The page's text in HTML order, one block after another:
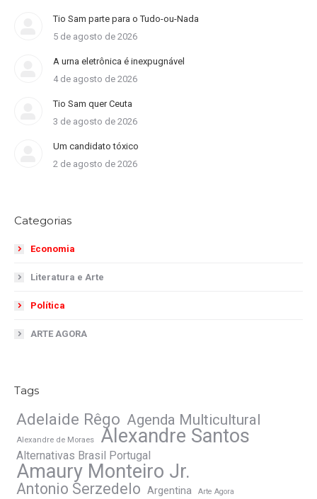
Tio Sam parte para o Tudo-ou-Nada
5 de agosto de 2026
A urna eletrônica é inexpugnável
4 de agosto de 2026
Tio Sam quer Ceuta
3 de agosto de 2026
Um candidato tóxico
2 de agosto de 2026
Categorias
Economia
Literatura e Arte
Política
ARTE AGORA
Tags
Adelaide Rêgo Agenda Multicultural
Alexandre de Moraes Alexandre Santos
Alternativas Brasil Portugal
Amaury Monteiro Jr.
Antonio Serzedelo Argentina Arte Agora